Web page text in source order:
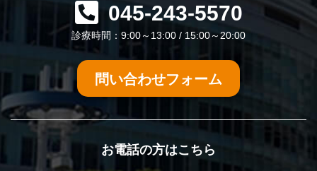
045-243-5570
診療時間：9:00～13:00 / 15:00～20:00
問い合わせフォーム
お電話の方はこちら